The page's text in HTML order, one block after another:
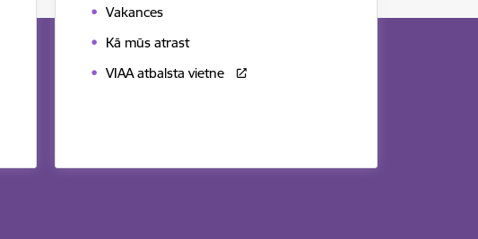
Vakances
Kā mūs atrast
VIAA atbalsta vietne